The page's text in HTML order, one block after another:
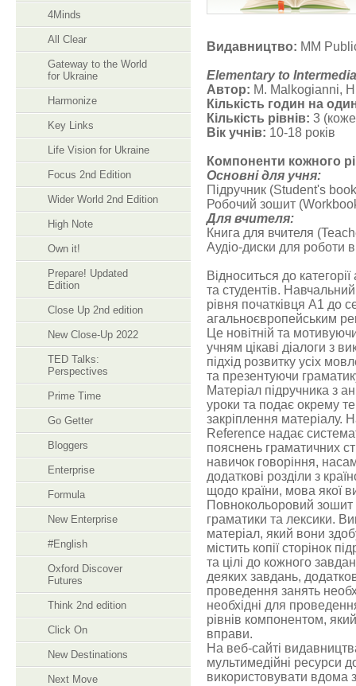
4Minds
All Clear
Gateway to the World
for Ukraine
Harmonize
Key Links
Life Vision for Ukraine
Focus 2nd Edition
Wider World 2nd Edition
High Note
Own it!
Prepare! Updated
Edition
Close Up 2nd edition
New Close-Up 2022
TED Talks:
Perspectives
Prime Time
Go Getter
Bloggers
Enterprise
Formula
New Enterprise
#English
Oxford Discover
Futures
Think 2nd edition
Click On
New Destinations
Next Move
Видавництво: MM
Elementary to
Автор: M. Malkogianni,
Кількість годин на
Кількість рівнів: 3
Вік учнів: 10-18 років
Компоненти кожного
Основні для учня:
Підручник (Student's
Робочий зошит
Для вчителя:
Книга для вчителя
Аудіо-диски для роботи
Відноситься до
та студентів.
рівня початківця A1 до
агальноєвропейським
Це новітній та
учням цікаві діалоги з
підхід розвитку усіх
та презентуючи
Матеріал підручника з
уроки та подає окрему
закріплення матеріалу.
Reference надає
пояснень граматичних
навичок говоріння,
додаткові розділи з
щодо країни, мова якої
Повнокольоровий зошит
граматики та лексики.
матеріал, який вони
містить копії сторінок
та цілі до кожного
деяких завдань,
проведення занять
необхідні для
рівнів компонентом,
вправи.
На веб-сайті
мультимедійні ресурси
використовувати вдома